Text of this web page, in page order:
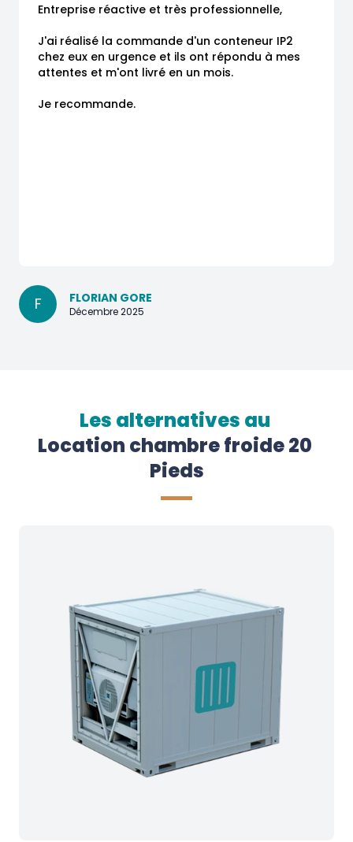
Entreprise réactive et très professionnelle,
J'ai réalisé la commande d'un conteneur IP2
chez eux en urgence et ils ont répondu à mes
attentes et m'ont livré en un mois.
Je recommande.
F FLORIAN GORE
Décembre 2025
Les alternatives au
Location chambre froide 20
Pieds